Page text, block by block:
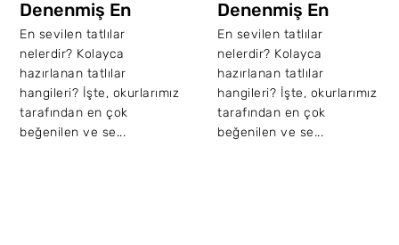
Denenmiş En
Sevilen 10 Tatlı
Tarifi
En sevilen tatlılar
nelerdir? Kolayca
hazırlanan tatlılar
hangileri? İşte, okurlarımız
tarafından en çok
beğenilen ve se...
Denenmiş En
Sevilen 10 Tatlı
Tarifi
En sevilen tatlılar
nelerdir? Kolayca
hazırlanan tatlılar
hangileri? İşte, okurlarımız
tarafından en çok
beğenilen ve se...